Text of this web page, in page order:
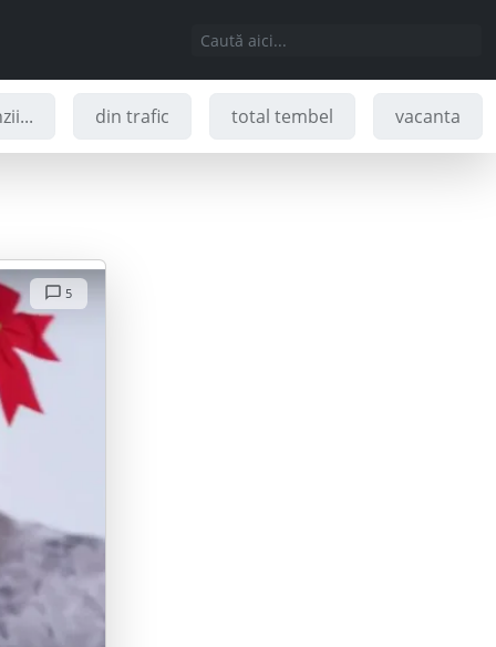
din trafic total tembel vacanta
5